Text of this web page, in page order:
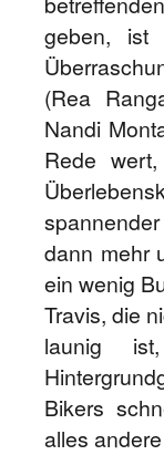
geben, ist
(Rea
Nandi
Rede
dann mehr
ein wenig
Travis, die
launig
Bikers
alles